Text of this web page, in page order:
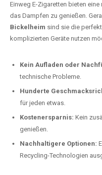
Einweg E-Zigaretten bieten
das Dampfen zu genießen.
Bickelheim sind sie die
komplizierten Geräte nutzen
Kein Aufladen oder
technische Probleme.
Hunderte
für jeden etwas.
Kostenersparnis: Kein
genießen.
Nachhaltigere Optionen:
Recycling-Technologien